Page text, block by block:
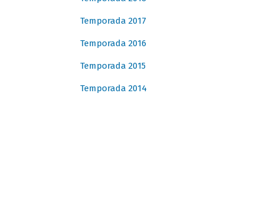
Temporada 2017
Temporada 2016
Temporada 2015
Temporada 2014